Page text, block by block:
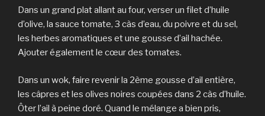
Dans un grand plat allant au four, verser un filet d’huile
d’olive, la sauce tomate, 3 càs d’eau, du poivre et du sel,
les herbes aromatiques et une gousse d’ail hachée.
Ajouter également le cœur des tomates.
Dans un wok, faire revenir la 2ème gousse d’ail entière,
les câpres et les olives noires coupées dans 2 càs d’huile.
Ôter l’ail à peine doré. Quand le mélange a bien pris,